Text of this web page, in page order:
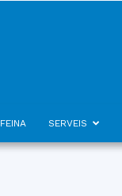
SERVEIS